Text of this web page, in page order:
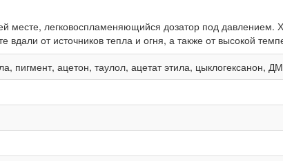
месте, легковоспламеняющийся дозатор под давлением.
от источников тепла и огня, а также от высокой
пигмент, ацетон, таулол, ацетат этила, цыклогексанон,